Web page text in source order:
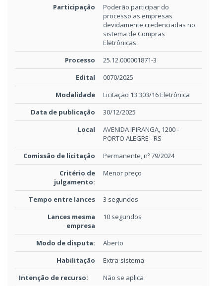
Participação
Poderão participar do
processo as empresas
devidamente credenciadas no
sistema de Compras
Eletrônicas.
Processo
25.12.000001871-3
Edital
0070/2025
Modalidade
Licitação 13.303/16 Eletrônica
Data de publicação
30/12/2025
Local
AVENIDA IPIRANGA, 1200 -
PORTO ALEGRE - RS
Comissão de licitação
Permanente, nº 79/2024
Critério de
julgamento:
Menor preço
Tempo entre lances
3 segundos
Lances mesma
empresa
10 segundos
Modo de disputa:
Aberto
Habilitação
Extra-sistema
Intenção de recurso:
Não se aplica